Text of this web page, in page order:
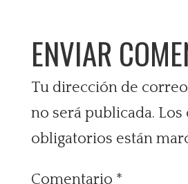
ENVIAR
Tu dirección de
no será publicada. Los
obligatorios están
Comentario *